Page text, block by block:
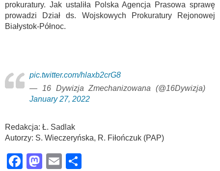
prokuratury. Jak ustaliła Polska Agencja Prasowa sprawę
prowadzi Dział ds. Wojskowych Prokuratury Rejonowej
Białystok-Północ.
pic.twitter.com/hlaxb2crG8
— 16 Dywizja Zmechanizowana (@16Dywizja)
January 27, 2022
Redakcja: Ł. Sadlak
Autorzy: S. Wieczeryńska, R. Fiłończuk (PAP)
Facebook
Mastodon
Email